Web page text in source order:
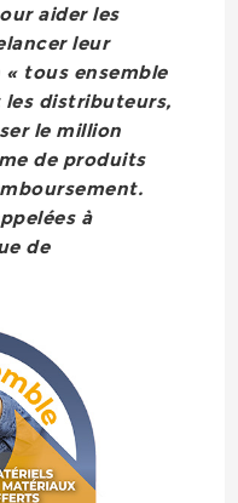
aider les
leur
tous ensemble
les distributeurs,
le million
de produits
à
de